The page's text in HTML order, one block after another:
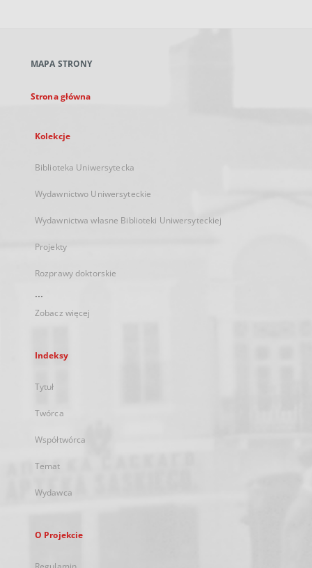
karcie
MAPA STRONY
Strona główna
Kolekcje
Biblioteka Uniwersytecka
Wydawnictwo Uniwersyteckie
Wydawnictwa własne Biblioteki Uniwersyteckiej
Projekty
Rozprawy doktorskie
...
Zobacz więcej
Indeksy
Tytuł
Twórca
Współtwórca
Temat
Wydawca
O Projekcie